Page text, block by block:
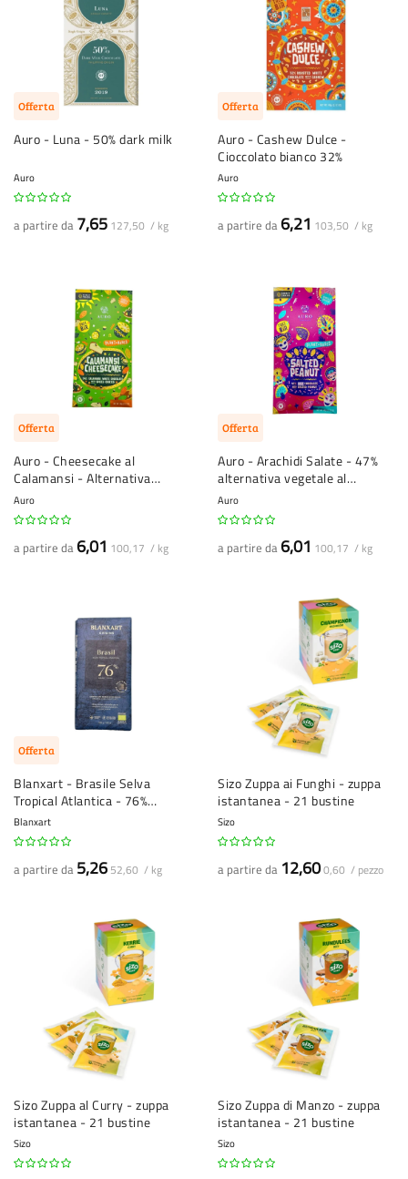
Offerta
Auro - Luna - 50% dark milk
Auro
a partire da 7,65 127,50 / kg
Offerta
Auro - Cashew Dulce -
Cioccolato bianco 32%
Auro
a partire da 6,21 103,50 / kg
Offerta
Auro - Cheesecake al
Calamansi - Alternativa
vegetale al cioccolato bianco
34%
Auro
a partire da 6,01 100,17 / kg
Offerta
Auro - Arachidi Salate - 47%
alternativa vegetale al
cioccolato
Auro
a partire da 6,01 100,17 / kg
Offerta
Blanxart - Brasile Selva
Tropical Atlantica - 76%
cioccolato fondente
Blanxart
a partire da 5,26 52,60 / kg
Sizo Zuppa ai Funghi - zuppa
istantanea - 21 bustine
Sizo
a partire da 12,600,60 / pezzo
Sizo Zuppa al Curry - zuppa
istantanea - 21 bustine
Sizo
Sizo Zuppa di Manzo - zuppa
istantanea - 21 bustine
Sizo